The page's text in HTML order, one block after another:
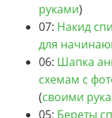
руками)
07: Накид
для
06: Шапка
схемам с
(своими
05: Береты